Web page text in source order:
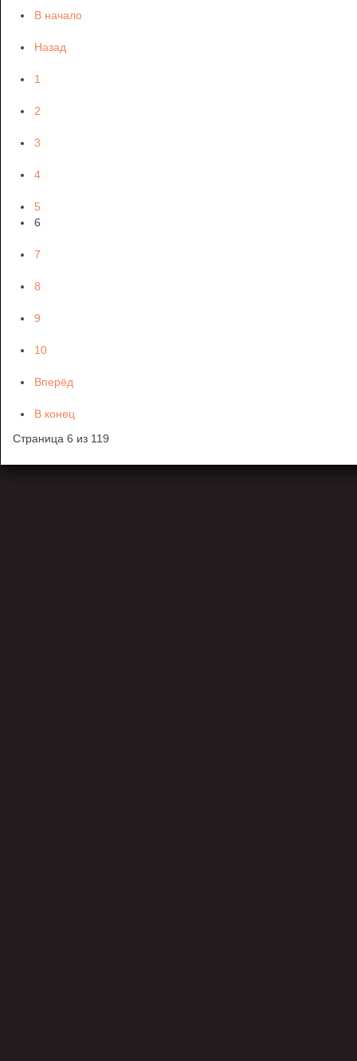
В начало
Назад
1
2
3
4
5
6
7
8
9
10
Вперёд
В конец
Страница 6 из 119